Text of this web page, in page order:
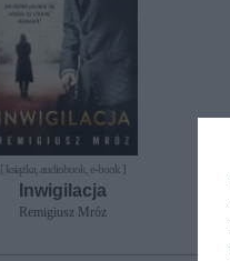
[ książka, audiobook, e-book ]
Inwigilacja
Remigiusz Mróz